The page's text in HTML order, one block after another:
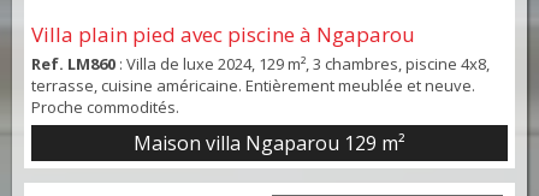
Villa plain pied avec piscine à Ngaparou
Ref. LM860 : Villa de luxe 2024, 129 m², 3 chambres, piscine 4x8,
terrasse, cuisine américaine. Entièrement meublée et neuve.
Proche commodités.
Maison villa Ngaparou 129 m²